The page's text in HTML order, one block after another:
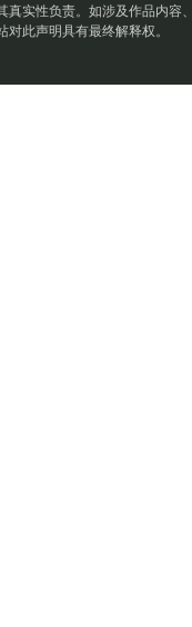
真实性负责。如涉及作品内容
此声明具有最终解释权。